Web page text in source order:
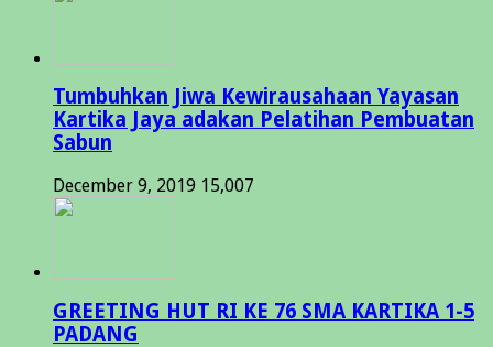
Tumbuhkan Jiwa Kewirausahaan Yayasan
Kartika Jaya adakan Pelatihan Pembuatan
Sabun
December 9, 2019 15,007
GREETING HUT RI KE 76 SMA KARTIKA 1-5
PADANG